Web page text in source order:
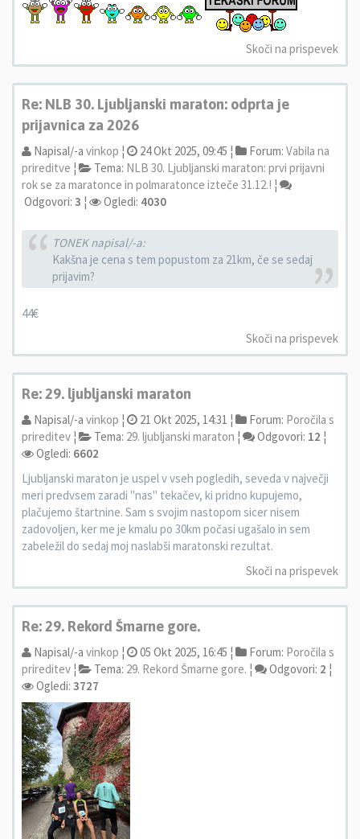
Skoči na prispevek
Re: NLB 30. Ljubljanski maraton: odprta je
prijavnica za 2026
Napisal/-a vinkop ¦ 24 Okt 2025, 09:45 ¦ Forum: Vabila na
prireditve ¦ Tema: NLB 30. Ljubljanski maraton: prvi prijavni
rok se za maratonce in polmaratonce izteče 31.12.! ¦
Odgovori: 3 ¦ Ogledi: 4030
TONEK napisal/-a:
Kakšna je cena s tem popustom za 21km, če se sedaj
prijavim?
44€
Skoči na prispevek
Re: 29. ljubljanski maraton
Napisal/-a vinkop ¦ 21 Okt 2025, 14:31 ¦ Forum: Poročila s
prireditev ¦ Tema: 29. ljubljanski maraton ¦ Odgovori: 12 ¦
Ogledi: 6602
Ljubljanski maraton je uspel v vseh pogledih, seveda v največji
meri predvsem zaradi "nas" tekačev, ki pridno kupujemo,
plačujemo štartnine. Sam s svojim nastopom sicer nisem
zadovoljen, ker me je kmalu po 30km počasi ugašalo in sem
zabeležil do sedaj moj naslabši maratonski rezultat.
Skoči na prispevek
Re: 29. Rekord Šmarne gore.
Napisal/-a vinkop ¦ 05 Okt 2025, 16:45 ¦ Forum: Poročila s
prireditev ¦ Tema: 29. Rekord Šmarne gore. ¦ Odgovori: 2 ¦
Ogledi: 3727